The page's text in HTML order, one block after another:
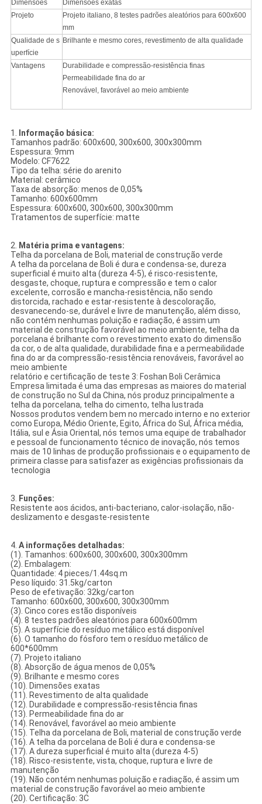
Dimensões
Dimensões exatas
Projeto
Projeto italiano, 8 testes padrões aleatórios para 600x600
mm
Qualidade de s
uperfície
Brilhante e mesmo cores, revestimento de alta qualidade
Vantagens
Durabilidade e compressão-resistência finas
Permeabilidade fina do ar
Renovável, favorável ao meio ambiente
1. Informação básica:
Tamanhos padrão: 600x600, 300x600, 300x300mm
Espessura: 9mm
Modelo: CF7622
Tipo da telha: série do arenito
Material: cerâmico
Taxa de absorção: menos de 0,05%
Tamanho: 600x600mm
Espessura: 600x600, 300x600, 300x300mm
Tratamentos de superfície: matte
2. Matéria prima e vantagens:
Telha da porcelana de Boli, material de construção verde
A telha da porcelana de Boli é dura e condensa-se, dureza
superficial é muito alta (dureza 4-5), é risco-resistente,
desgaste, choque, ruptura e compressão e tem o calor
excelente, corrosão e mancha-resistência, não sendo
distorcida, rachado e estar-resistente à descoloração,
desvanecendo-se, durável e livre de manutenção, além disso,
não contém nenhumas poluição e radiação, é assim um
material de construção favorável ao meio ambiente, telha da
porcelana é brilhante com o revestimento exato do dimensão
da cor, o de alta qualidade, durabilidade fina e a permeabilidade
fina do ar da compressão-resistência renováveis, favorável ao
meio ambiente
relatório e certificação de teste 3: Foshan Boli Cerâmica
Empresa limitada é uma das empresas as maiores do material
de construção no Sul da China, nós produz principalmente a
telha da porcelana, telha do cimento, telha lustrada
Nossos produtos vendem bem no mercado interno e no exterior
como Europa, Médio Oriente, Egito, África do Sul, África média,
Itália, sul e Ásia Oriental, nós temos uma equipe de trabalhador
e pessoal de funcionamento técnico de inovação, nós temos
mais de 10 linhas de produção profissionais e o equipamento de
primeira classe para satisfazer as exigências profissionais da
tecnologia
3. Funções:
Resistente aos ácidos, anti-bacteriano, calor-isolação, não-
deslizamento e desgaste-resistente
4. A informações detalhadas:
(1). Tamanhos: 600x600, 300x600, 300x300mm
(2). Embalagem:
Quantidade: 4 pieces/1.44sq.m
Peso líquido: 31.5kg/carton
Peso de efetivação: 32kg/carton
Tamanho: 600x600, 300x600, 300x300mm
(3). Cinco cores estão disponíveis
(4). 8 testes padrões aleatórios para 600x600mm
(5). A superfície do resíduo metálico está disponível
(6). O tamanho do fósforo tem o resíduo metálico de
600*600mm
(7). Projeto italiano
(8). Absorção de água menos de 0,05%
(9). Brilhante e mesmo cores
(10). Dimensões exatas
(11). Revestimento de alta qualidade
(12). Durabilidade e compressão-resistência finas
(13). Permeabilidade fina do ar
(14). Renovável, favorável ao meio ambiente
(15). Telha da porcelana de Boli, material de construção verde
(16). A telha da porcelana de Boli é dura e condensa-se
(17). A dureza superficial é muito alta (dureza 4-5)
(18). Risco-resistente, vista, choque, ruptura e livre de
manutenção
(19). Não contém nenhumas poluição e radiação, é assim um
material de construção favorável ao meio ambiente
(20). Certificação: 3C